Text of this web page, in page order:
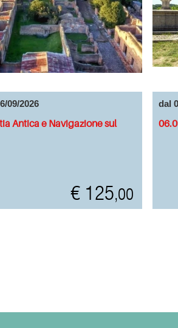
09/2026
Antica e Navigazione sul
€ 125,00
dal